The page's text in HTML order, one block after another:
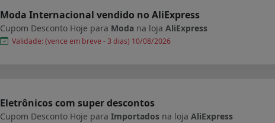
Moda Internacional vendido no AliExpress
Cupom Desconto Hoje para Moda na loja AliExpress
Validade: (vence em breve - 3 dias) 10/08/2026
Eletrônicos com super descontos
Cupom Desconto Hoje para Importados na loja AliExpress